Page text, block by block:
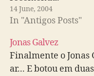
14 June, 2004
In "Antigos Posts"
Jonas Galvez
Finalmente o Jonas
ar... E botou em